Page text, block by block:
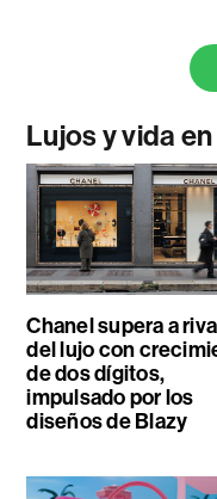
Lujos y vida
Chanel supera a
del lujo con
de dos dígitos,
impulsado por los
diseños de Blazy